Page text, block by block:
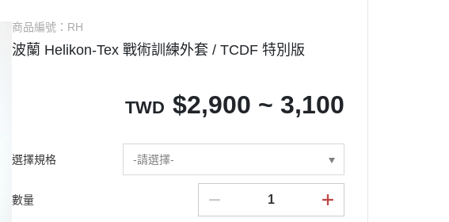
商品編號： RH
波蘭 Helikon-Tex 戰術訓練外套 / TCDF 特別版
TWD $2,900 ~ 3,100
選擇規格 -請選擇-
數量